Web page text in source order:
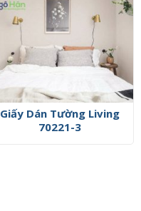
Giấy Dán Tường Living
70221-3